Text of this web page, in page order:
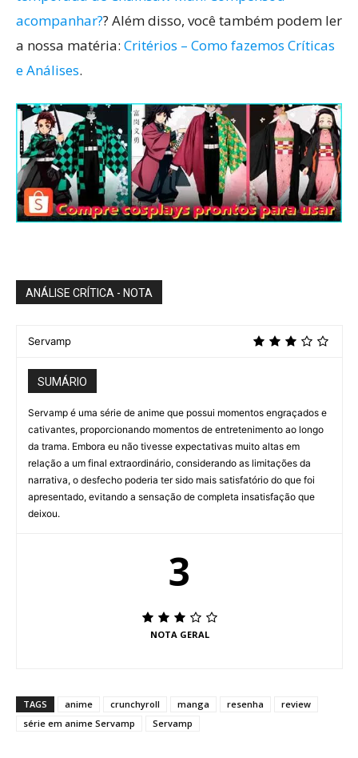
acompanhar?? Além disso, você também podem ler
a nossa matéria: Critérios – Como fazemos Críticas
e Análises.
ANÁLISE CRÍTICA - NOTA
Servamp
SUMÁRIO
Servamp é uma série de anime que possui momentos engraçados e
cativantes, proporcionando momentos de entretenimento ao longo
da trama. Embora eu não tivesse expectativas muito altas em
relação a um final extraordinário, considerando as limitações da
narrativa, o desfecho poderia ter sido mais satisfatório do que foi
apresentado, evitando a sensação de completa insatisfação que
deixou.
3
NOTA GERAL
TAGS anime crunchyroll manga resenha
review
série em anime Servamp
Servamp